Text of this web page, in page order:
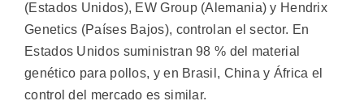
(Estados Unidos), EW Group (Alemania) y Hendrix
Genetics (Países Bajos), controlan el sector. En
Estados Unidos suministran 98 % del material
genético para pollos, y en Brasil, China y África el
control del mercado es similar.